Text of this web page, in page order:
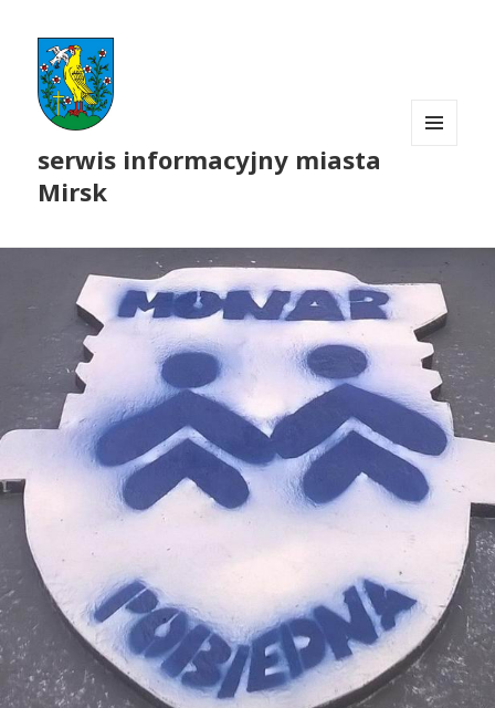
serwis informacyjny miasta
Mirsk